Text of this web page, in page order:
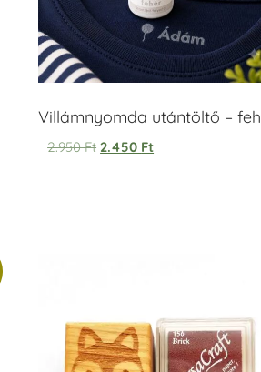
Villámnyomda utántöltő –
2.950Ft 2.450 Ft